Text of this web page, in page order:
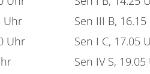
Uhr
Sen III B,
Uhr
Sen I C, 17.05
Sen IV S,